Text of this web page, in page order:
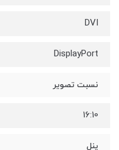
DVI
DisplayPort
نسبت تصویر
16:10
پنل